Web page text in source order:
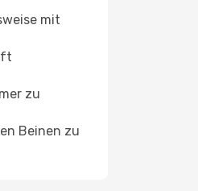
mit
zu
Beinen zu